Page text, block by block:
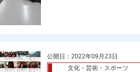
公開日：2022年09月23日
文化・芸術・スポーツ